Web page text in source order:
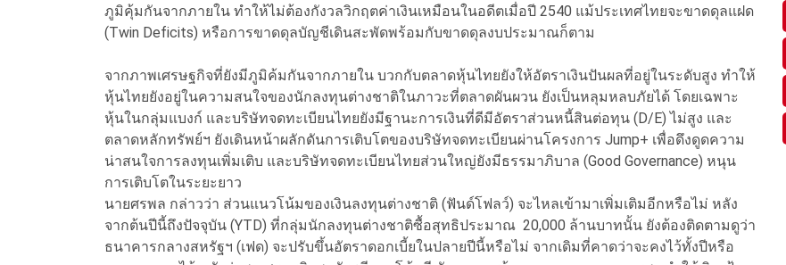
ภูมิคุ้มกันจากภายใน ทำให้ไม่ต้องกังวลวิกฤตค่าเงินเหมือนในอดีตเมื่อปี 2540 แม้ประเทศไทยจะขาดดุลแฝด
(Twin Deficits) หรือการขาดดุลบัญชีเดินสะพัดพร้อมกับขาดดุลงบประมาณก็ตาม
จากภาพเศรษฐกิจที่ยังมีภูมิค้มกันจากภายใน บวกกับตลาดหุ้นไทยยังให้อัตราเงินปันผลที่อยู่ในระดับสูง ทำให้
หุ้นไทยยังอยู่ในความสนใจของนักลงทุนต่างชาติในภาวะที่ตลาดผันผวน ยังเป็นหลุมหลบภัยได้ โดยเฉพาะ
หุ้นในกลุ่มแบงก์ และบริษัทจดทะเบียนไทยยังมีฐานะการเงินที่ดีมีอัตราส่วนหนี้สินต่อทุน (D/E) ไม่สูง และ
ตลาดหลักทรัพย์ฯ ยังเดินหน้าผลักดันการเติบโตของบริษัทจดทะเบียนผ่านโครงการ Jump+ เพื่อดึงดูดความ
น่าสนใจการลงทุนเพิ่มเติบ และบริษัทจดทะเบียนไทยส่วนใหญ่ยังมีธรรมาภิบาล (Good Governance) หนุน
การเติบโตในระยะยาว
นายศรพล กล่าวว่า ส่วนแนวโน้มของเงินลงทุนต่างชาติ (ฟันด์โฟลว์) จะไหลเข้ามาเพิ่มเติมอีกหรือไม่ หลัง
จากต้นปีนี้ถึงปัจจุบัน (YTD) ที่กลุ่มนักลงทุนต่างชาติซื้อสุทธิประมาณ 20,000 ล้านบาทนั้น ยังต้องติดตามดูว่า
ธนาคารกลางสหรัฐฯ (เฟด) จะปรับขึ้นอัตราดอกเบี้ยในปลายปีนี้หรือไม่ จากเดิมที่คาดว่าจะคงไว้ทั้งปีหรือ